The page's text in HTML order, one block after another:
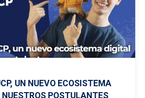
UN NUEVO ECOSISTEMA
POSTULANTES